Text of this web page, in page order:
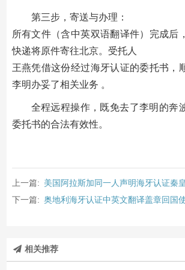
第三步，寄送与办理：
所有文件（含中英双语翻译件）完成后
快递将原件寄往北京。受托人
王燕凭借这份经过海牙认证的委托书，
李明办妥了相关业务 。
全程远程操作，既免去了李明的奔
委托书的合法有效性。
上一篇: 美国阿拉斯加同一人声明海牙认证秦
下一篇: 奥地利海牙认证中英文翻译盖章回国
相关推荐